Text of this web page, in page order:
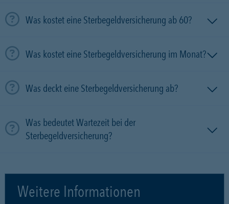
Was kostet eine Sterbegeldversicherung ab 60?
Was kostet eine Sterbegeldversicherung im Monat?
Was deckt eine Sterbegeldversicherung ab?
Was bedeutet Wartezeit bei der
Sterbegeldversicherung?
Weitere Informationen